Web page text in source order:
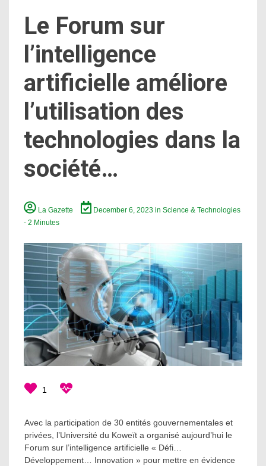
Le Forum sur
l’intelligence
artificielle améliore
l’utilisation des
technologies dans la
société…
La Gazette December 6, 2023inScience & Technologies
- 2 Minutes
1
Avec la participation de 30 entités gouvernementales et
privées, l’Université du Koweït a organisé aujourd’hui le
Forum sur l’intelligence artificielle « Défi…
Développement… Innovation » pour mettre en évidence